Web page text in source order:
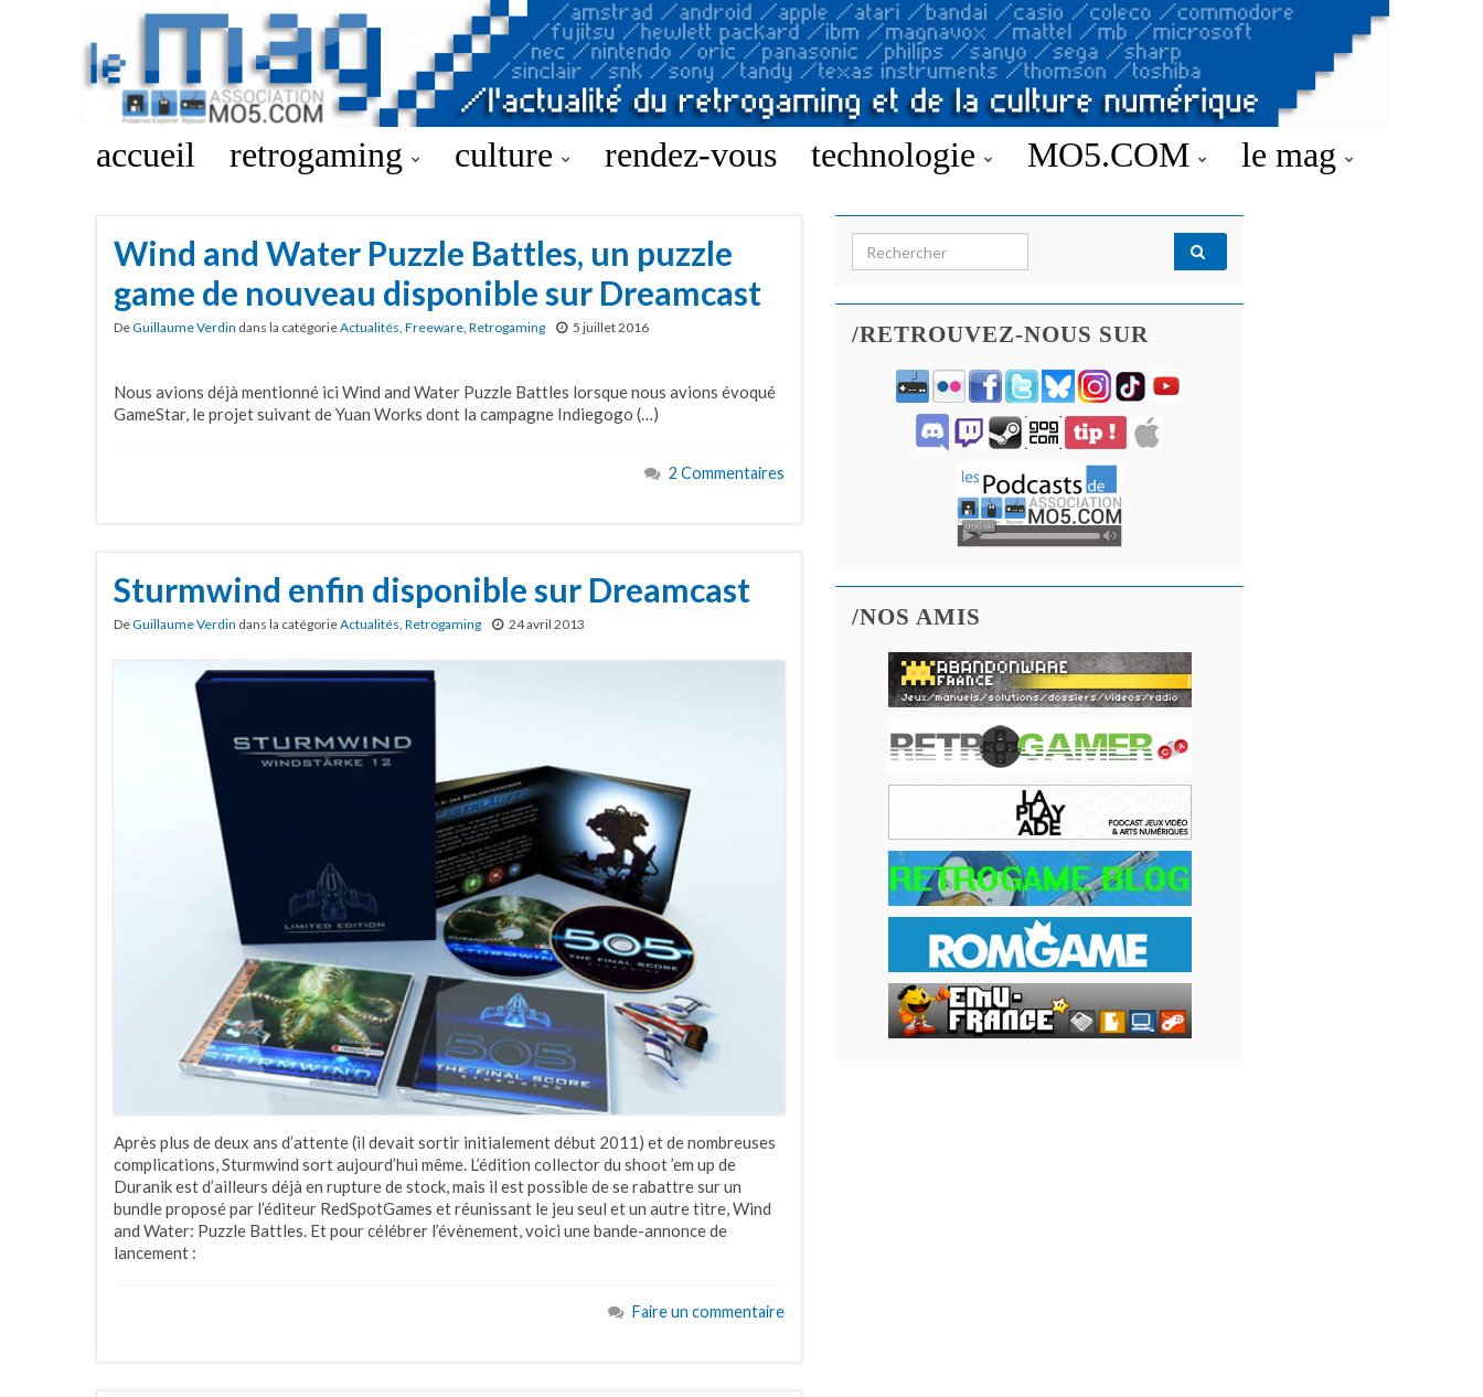
accueil retrogaming culture rendez-vous technologie MO5.COM le mag
Wind and Water Puzzle Battles, un puzzle
game de nouveau disponible sur Dreamcast
DeGuillaume Verdin dans la catégorieActualités, Freeware, Retrogaming 5 juillet 2016
Nous avions déjà mentionné ici Wind and Water Puzzle Battles lorsque nous avions évoqué
GameStar, le projet suivant de Yuan Works dont la campagne Indiegogo (…)
2 Commentaires
Sturmwind enfin disponible sur Dreamcast
DeGuillaume Verdin dans la catégorieActualités Retrogaming 24 avril 2013
Après plus de deux ans d’attente (il devait sortir initialement début 2011) et de nombreuses
complications, Sturmwind sort aujourd’hui même. L’édition collector du shoot ’em up de
Duranik est d’ailleurs déjà en rupture de stock, mais il est possible de se rabattre sur un
bundle proposé par l’éditeur RedSpotGames et réunissant le jeu seul et un autre titre, Wind
and Water: Puzzle Battles. Et pour célébrer l’évènement, voici une bande-annonce de
lancement :
Faire un commentaire
Search for:
/RETROUVEZ-NOUS SUR
/NOS AMIS